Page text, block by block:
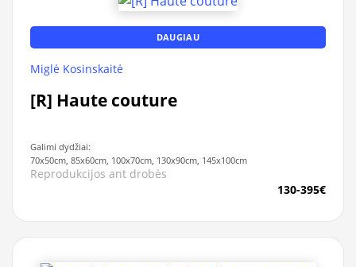
DAUGIAU
Miglė Kosinskaitė
[R] Haute couture
Galimi dydžiai:
70x50cm, 85x60cm, 100x70cm, 130x90cm, 145x100cm
Reprodukcijos ant drobės
130-395€